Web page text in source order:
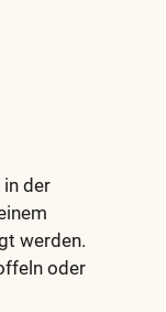
der
werden.
oder